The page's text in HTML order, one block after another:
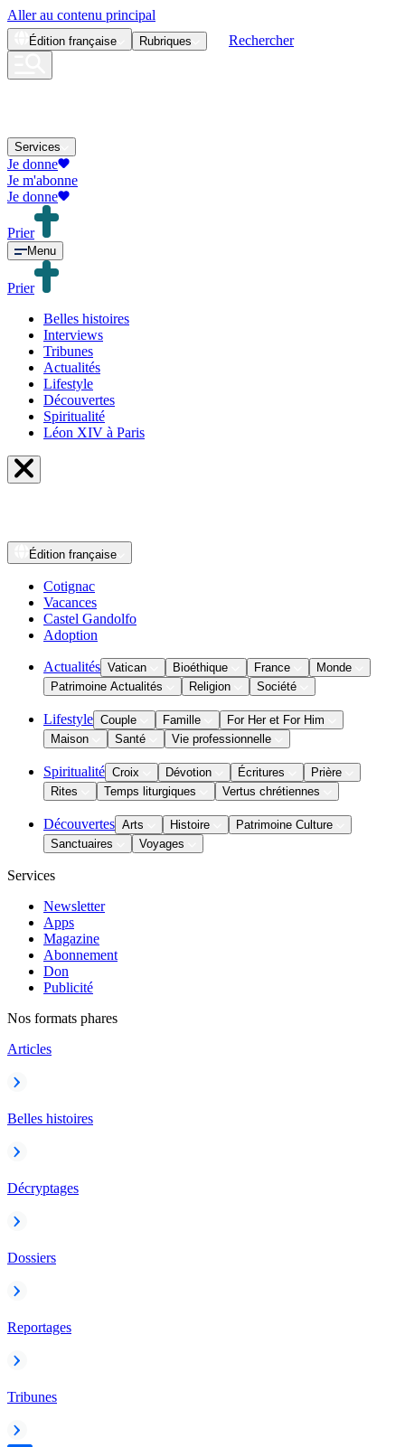
Aller au contenu principal
Édition française Rubriques Rechercher
Services
Je donne
Je m'abonne
Je donne
Prier
Menu
Prier
Belles histoires
Interviews
Tribunes
Actualités
Lifestyle
Découvertes
Spiritualité
Léon XIV à Paris
Édition française
Cotignac
Vacances
Castel Gandolfo
Adoption
Actualités Vatican Bioéthique France
Monde
Patrimoine Actualités
Religion Société
Lifestyle Couple Famille
For Her et For Him
Maison
Santé Vie professionnelle
Spiritualité Croix Dévotion Écritures
Prière
Rites
Temps liturgiques Vertus chrétiennes
Découvertes Arts Histoire
Patrimoine Culture
Sanctuaires
Voyages
Services
Newsletter
Apps
Magazine
Abonnement
Don
Publicité
Nos formats phares
Articles
Belles histoires
Décryptages
Dossiers
Reportages
Tribunes